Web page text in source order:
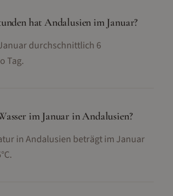
hat Andalusien im Januar?
durchschnittlich 6
Tag.
im Januar in Andalusien?
in Andalusien beträgt im Januar